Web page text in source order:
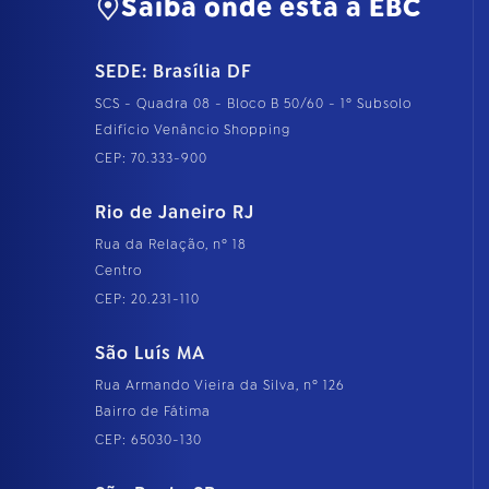
Saiba onde está a EBC
SEDE: Brasília DF
SCS - Quadra 08 - Bloco B 50/60 - 1º Subsolo
Edifício Venâncio Shopping
CEP: 70.333-900
Rio de Janeiro RJ
Rua da Relação, nº 18
Centro
CEP: 20.231-110
São Luís MA
Rua Armando Vieira da Silva, nº 126
Bairro de Fátima
CEP: 65030-130